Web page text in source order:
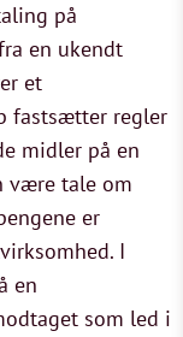
på
en ukendt
et
fastsætter regler
midler på en
være tale om
er
I
en
som led i